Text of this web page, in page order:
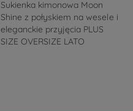
Sukienka kimonowa Moon
Shine z połyskiem na wesele i
eleganckie przyjęcia PLUS
SIZE OVERSIZE LATO